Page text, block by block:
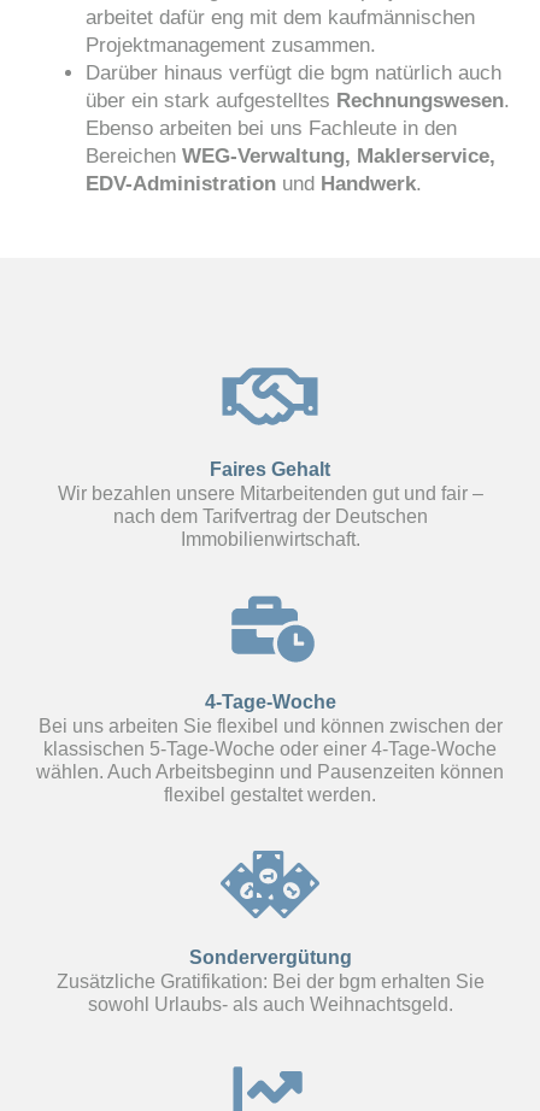
arbeitet dafür eng mit dem kaufmännischen
Projektmanagement zusammen.
Darüber hinaus verfügt die bgm natürlich auch
über ein stark aufgestelltes Rechnungswesen.
Ebenso arbeiten bei uns Fachleute in den
Bereichen WEG-Verwaltung, Maklerservice,
EDV-Administration und Handwerk.
Faires Gehalt
Wir bezahlen unsere Mitarbeitenden gut und fair –
nach dem Tarifvertrag der Deutschen
Immobilienwirtschaft.
4-Tage-Woche
Bei uns arbeiten Sie flexibel und können zwischen der
klassischen 5-Tage-Woche oder einer 4-Tage-Woche
wählen. Auch Arbeitsbeginn und Pausenzeiten können
flexibel gestaltet werden.
Sondervergütung
Zusätzliche Gratifikation: Bei der bgm erhalten Sie
sowohl Urlaubs- als auch Weihnachtsgeld.